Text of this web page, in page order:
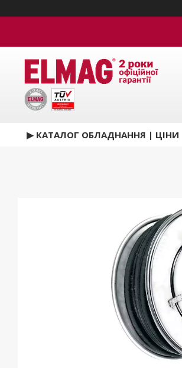
▶ КАТАЛОГ ОБЛАДНАННЯ | ЦІНИ